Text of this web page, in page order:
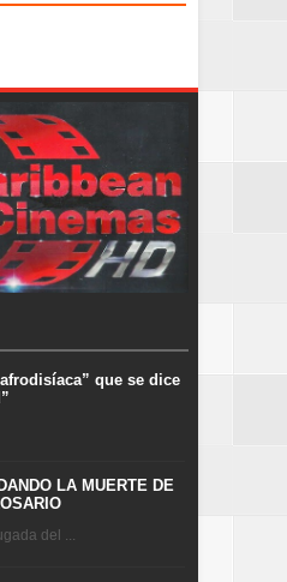
que se dice
LA MUERTE DE
del ...